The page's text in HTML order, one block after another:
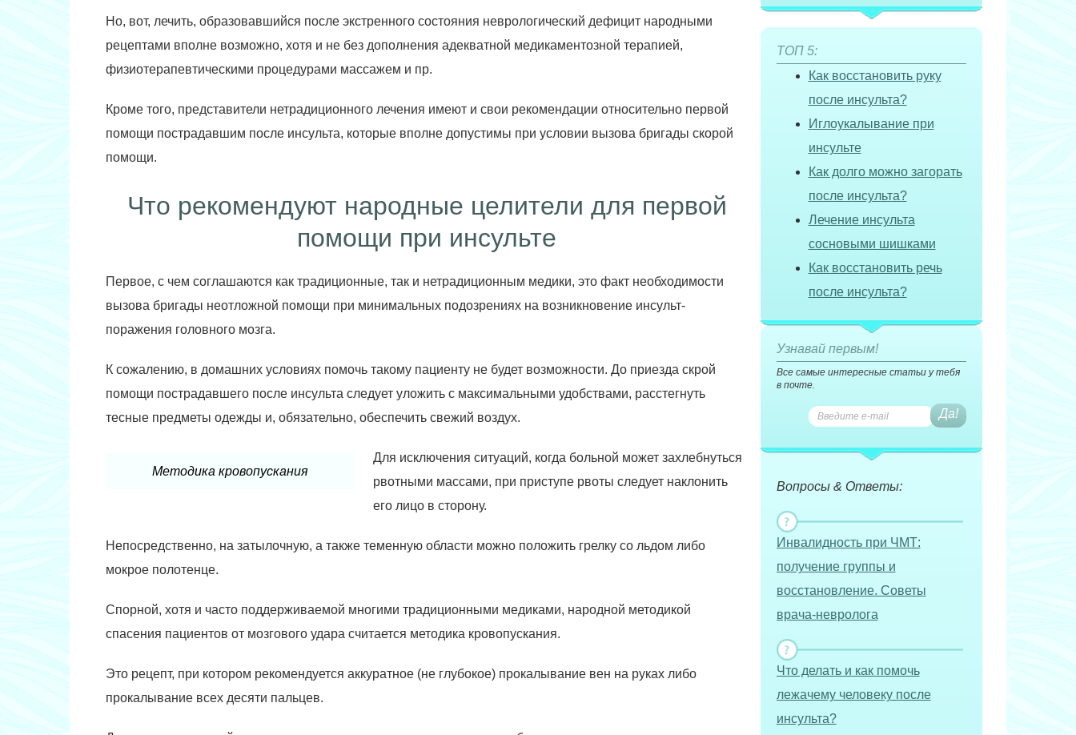
Но, вот, лечить, образовавшийся после экстренного состояния неврологический дефицит народными
рецептами вполне возможно, хотя и не без дополнения адекватной медикаментозной терапией,
физиотерапевтическими процедурами массажем и пр.
Кроме того, представители нетрадиционного лечения имеют и свои рекомендации относительно первой
помощи пострадавшим после инсульта, которые вполне допустимы при условии вызова бригады скорой
помощи.
Что рекомендуют народные целители для первой
помощи при инсульте
Первое, с чем соглашаются как традиционные, так и нетрадиционным медики, это факт необходимости
вызова бригады неотложной помощи при минимальных подозрениях на возникновение инсульт-
поражения головного мозга.
К сожалению, в домашних условиях помочь такому пациенту не будет возможности. До приезда скрой
помощи пострадавшего после инсульта следует уложить с максимальными удобствами, расстегнуть
тесные предметы одежды и, обязательно, обеспечить свежий воздух.
Методика кровопускания
Для исключения ситуаций, когда больной может захлебнуться
рвотными массами, при приступе рвоты следует наклонить
его лицо в сторону.
Непосредственно, на затылочную, а также теменную области можно положить грелку со льдом либо
мокрое полотенце.
Спорной, хотя и часто поддерживаемой многими традиционными медиками, народной методикой
спасения пациентов от мозгового удара считается методика кровопускания.
Это рецепт, при котором рекомендуется аккуратное (не глубокое) прокалывание вен на руках либо
прокалывание всех десяти пальцев.
ТОП 5:
Как восстановить руку
после инсульта?
Иглоукалывание при
инсульте
Как долго можно загорать
после инсульта?
Лечение инсульта
сосновыми шишками
Как восстановить речь
после инсульта?
Узнавай первым!
Все самые интересные статьи у тебя
в почте.
Вопросы & Ответы:
Инвалидность при ЧМТ:
получение группы и
восстановление. Советы
врача-невролога
Что делать и как помочь
лежачему человеку после
инсульта?